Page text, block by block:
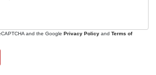
and the Google Privacy Policy and Terms of